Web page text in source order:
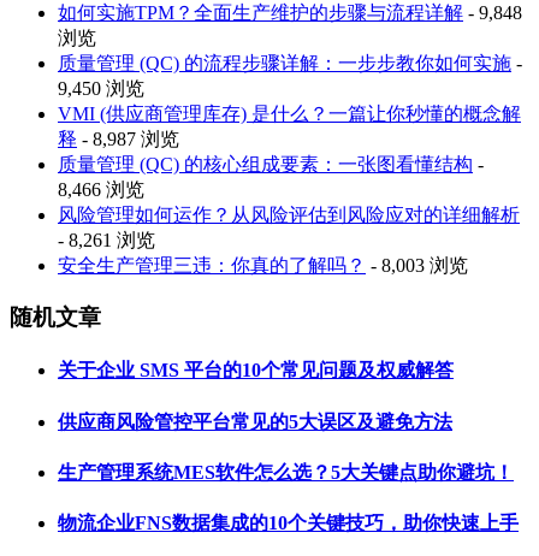
如何实施TPM？全面生产维护的步骤与流程详解 - 9,848
浏览
质量管理 (QC) 的流程步骤详解：一步步教你如何实施 -
9,450 浏览
VMI (供应商管理库存) 是什么？一篇让你秒懂的概念解
释 - 8,987 浏览
质量管理 (QC) 的核心组成要素：一张图看懂结构 -
8,466 浏览
风险管理如何运作？从风险评估到风险应对的详细解析
- 8,261 浏览
安全生产管理三违：你真的了解吗？ - 8,003 浏览
随机文章
关于企业 SMS 平台的10个常见问题及权威解答
供应商风险管控平台常见的5大误区及避免方法
生产管理系统MES软件怎么选？5大关键点助你避坑！
物流企业FNS数据集成​的10个关键技巧，助你快速上手